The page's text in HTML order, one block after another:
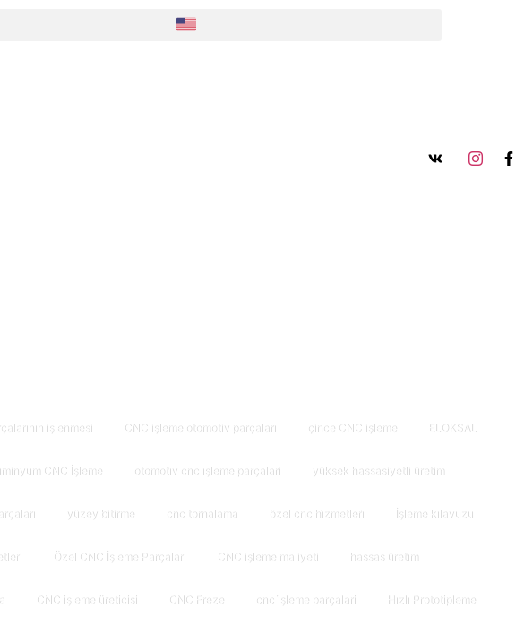
işlenmesi CNC işleme otomotiv parçaları çince CNC işleme ELOKSAL
CNC İşleme otomoti̇v cnc i̇şleme parçalari yüksek hassasiyetli üretim
yüzey bitirme cnc tornalama özel cnc hi̇zmetleri̇ İşleme kılavuzu
Özel CNC İşleme Parçaları CNC işleme maliyeti hassas üreti̇m
CNC işleme üreticisi CNC Freze cnc i̇şleme parçalari Hızlı Prototipleme